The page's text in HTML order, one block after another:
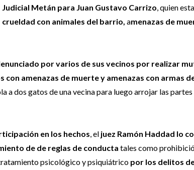
Judicial Metán para Juan Gustavo Carrizo , quien
crueldad con animales del barrio, amenazas de
por varios de sus vecinos por realizar
amenazas de muerte y amenazas con armas
a dos gatos de una vecina para luego arrojar las
en los hechos , el juez Ramón Haddad lo
de de reglas de conducta tales como
psicológico y psiquiátrico por los delitos